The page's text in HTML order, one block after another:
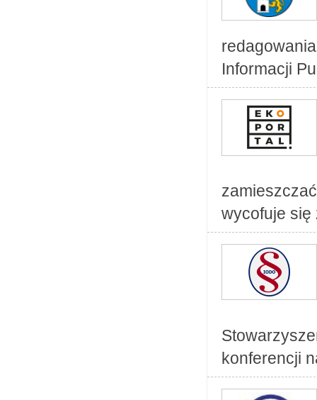
Informacji
wycofuje
konferencji